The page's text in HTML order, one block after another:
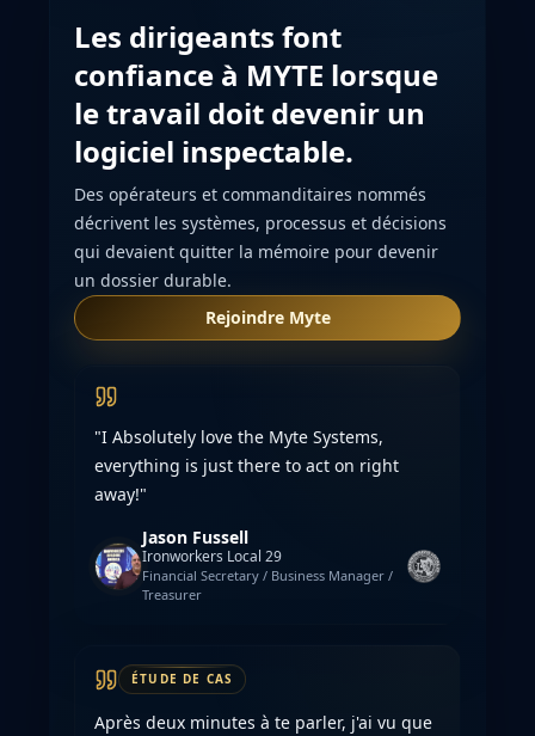
Les dirigeants font
confiance à MYTE lorsque
le travail doit devenir un
logiciel inspectable.
Des opérateurs et commanditaires nommés
décrivent les systèmes, processus et décisions
qui devaient quitter la mémoire pour devenir
un dossier durable.
Rejoindre Myte
"I Absolutely love the Myte Systems,
everything is just there to act on right
away!"
Jason Fussell
Ironworkers Local 29
Financial Secretary / Business Manager /
Treasurer
ÉTUDE DE CAS
Après deux minutes à te parler, j'ai vu que